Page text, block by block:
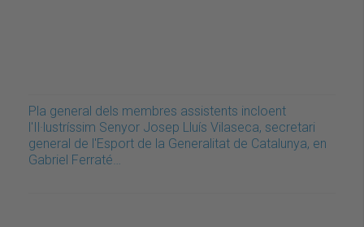
Pla general dels membres assistents incloent
l'Il·lustríssim Senyor Josep Lluís Vilaseca, secretari
general de l'Esport de la Generalitat de Catalunya, en
Gabriel Ferraté…